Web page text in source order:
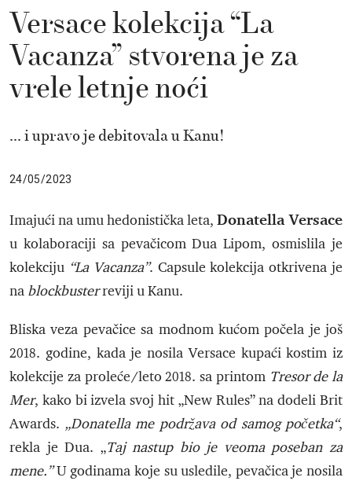
Versace kolekcija “La
Vacanza” stvorena je za
vrele letnje noći
... i upravo je debitovala u Kanu!
24/05/2023
Imajući na umu hedonistička leta, Donatella Versace
u kolaboraciji sa pevačicom Dua Lipom, osmislila je
kolekciju “La Vacanza”. Capsule kolekcija otkrivena je
na blockbusterreviji u Kanu.
Bliska veza pevačice sa modnom kućom počela je još
2018. godine, kada je nosila Versace kupaći kostim iz
kolekcije za proleće/leto 2018. sa printom Tresor de la
Mer, kako bi izvela svoj hit „New Rules” na dodeli Brit
Awards. „Donatella me podržava od samog početka“,
rekla je Dua. „Taj nastup bio je veoma poseban za
mene.”U godinama koje su usledile, pevačica je nosila